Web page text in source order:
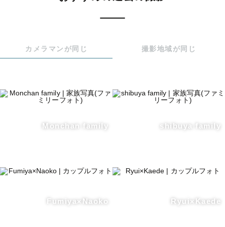
カメラマンが同じ 撮影地域が同じ
Monchan family shibuya family
Fumiya×Naoko Ryui×Kaede